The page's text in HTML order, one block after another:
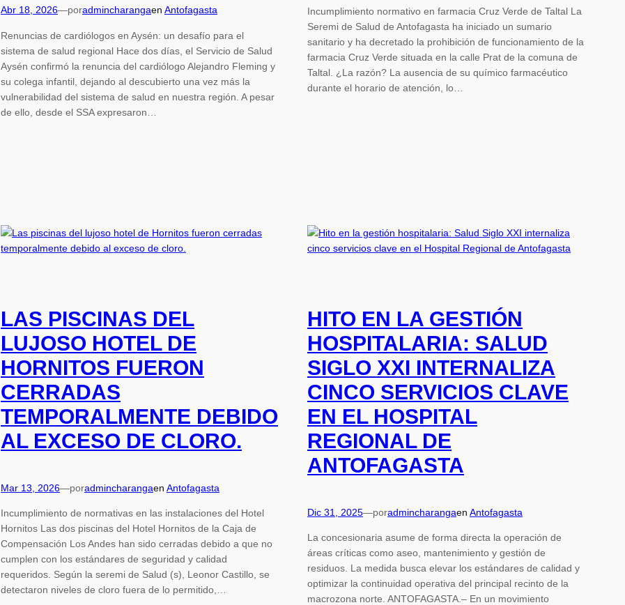
Abr 18, 2026—poradmincharangaen Antofagasta
Renuncias de cardiólogos en Aysén: un desafío para el
sistema de salud regional Hace dos días, el Servicio de Salud
Aysén confirmó la renuncia del cardiólogo Alejandro Fleming y
su colega infantil, dejando al descubierto una vez más la
vulnerabilidad del sistema de salud en nuestra región. A pesar
de ello, desde el SSA expresaron…
Incumplimiento normativo en farmacia Cruz Verde de Taltal La
Seremi de Salud de Antofagasta ha iniciado un sumario
sanitario y ha decretado la prohibición de funcionamiento de la
farmacia Cruz Verde situada en la calle Prat de la comuna de
Taltal. ¿La razón? La ausencia de su químico farmacéutico
durante el horario de atención, lo…
LAS PISCINAS DEL
LUJOSO HOTEL DE
HORNITOS FUERON
CERRADAS
TEMPORALMENTE DEBIDO
AL EXCESO DE CLORO.
Mar 13, 2026—poradmincharangaen Antofagasta
Incumplimiento de normativas en las instalaciones del Hotel
Hornitos Las dos piscinas del Hotel Hornitos de la Caja de
Compensación Los Andes han sido cerradas debido a que no
cumplen con los estándares de seguridad y calidad
requeridos. Según la seremi de Salud (s), Leonor Castillo, se
detectaron niveles de cloro fuera de lo permitido,…
HITO EN LA GESTIÓN
HOSPITALARIA: SALUD
SIGLO XXI INTERNALIZA
CINCO SERVICIOS CLAVE
EN EL HOSPITAL
REGIONAL DE
ANTOFAGASTA
Dic 31, 2025—poradmincharangaen Antofagasta
La concesionaria asume de forma directa la operación de
áreas críticas como aseo, mantenimiento y gestión de
residuos. La medida busca elevar los estándares de calidad y
optimizar la continuidad operativa del principal recinto de la
macrozona norte. ANTOFAGASTA.– En un movimiento